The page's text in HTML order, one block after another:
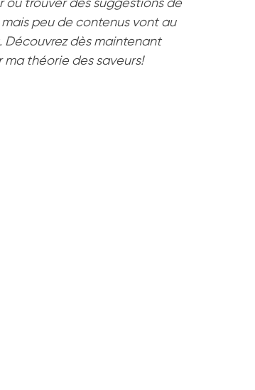
mais peu de contenus vont au
Découvrez dès maintenant
théorie des saveurs!